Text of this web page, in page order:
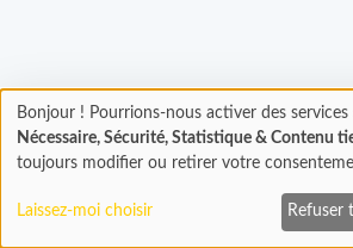
Chargement
En cours...
Bonjour ! Pourrions-nous activer des
Nécessaire, Sécurité, Statistique & Contenu
toujours modifier ou retirer votre
Laissez-moi choisir Refuser